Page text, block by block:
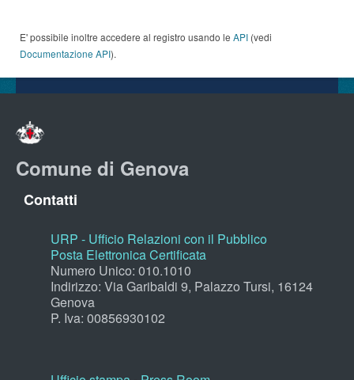
E' possibile inoltre accedere al registro usando le API (vedi
Documentazione API).
Comune di Genova
Contatti
URP - Ufficio Relazioni con il Pubblico
Posta Elettronica Certificata
Numero Unico: 010.1010
Indirizzo: Via Garibaldi 9, Palazzo Tursi, 16124
Genova
P. Iva: 00856930102